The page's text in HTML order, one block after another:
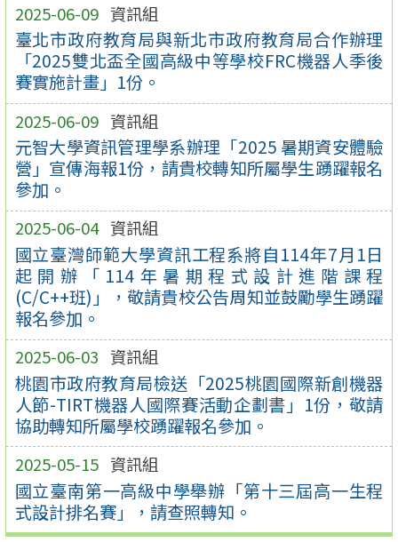
2025-06-09 資訊組
臺北市政府教育局與新北市政府教育局合作辦理
「2025雙北盃全國高級中等學校FRC機器人季後
賽實施計畫」1份。
2025-06-09 資訊組
元智大學資訊管理學系辦理「2025 暑期資安體驗
營」宣傳海報1份，請貴校轉知所屬學生踴躍報名
參加。
2025-06-04 資訊組
國立臺灣師範大學資訊工程系將自114年7月1日
起開辦「114年暑期程式設計進階課程
(C/C++班)」，敬請貴校公告周知並鼓勵學生踴躍
報名參加。
2025-06-03 資訊組
桃園市政府教育局檢送「2025桃園國際新創機器
人節-TIRT機器人國際賽活動企劃書」1份，敬請
協助轉知所屬學校踴躍報名參加。
2025-05-15 資訊組
國立臺南第一高級中學舉辦「第十三屆高一生程
式設計排名賽」，請查照轉知。